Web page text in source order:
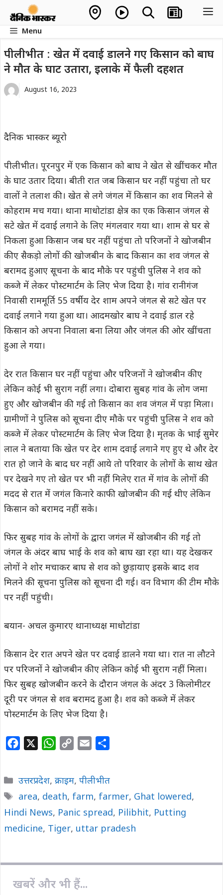
contentMenu
पीलीभीत : खेत में दवाई डालने गए किसान को बाघ
ने मौत के घाट उतारा, इलाके में फैली दहशत
August 16, 2023
दैनिक भास्कर ब्यूरो
पीलीभीत। पूरनपुर में एक किसान को बाघ ने खेत से खींचकर मौत
के घाट उतार दिया। बीती रात जब किसान घर नहीं पहुंचा तो घर
वालों ने तलाश की। खेत से लगे जंगल में किसान का शव मिलने से
कोहराम मच गया। थाना माधोटांडा क्षेत्र का एक किसान जंगल से
सटे खेत में दवाई लगाने के लिए मंगलवार गया था। शाम से घर से
निकला हुआ किसान जब घर नहीं पहुंचा तो परिजनों ने खोजबीन
कीए सैकड़ो लोगों की खोजबीन के बाद किसान का शव जंगल से
बरामद हुआए सूचना के बाद मौके पर पहुंची पुलिस ने शव को
कब्जे में लेकर पोस्टमार्टम के लिए भेज दिया है। गांव रानीगंज
निवासी राममूर्ति 55 वर्षीय देर शाम अपने जंगल से सटे खेत पर
दवाई लगाने गया हुआ था। आदमखोर बाघ ने दवाई डाल रहे
किसान को अपना निवाला बना लिया और जंगल की ओर खींचता
हुआ ले गया।
देर रात किसान घर नहीं पहुंचा और परिजनों ने खोजबीन कीए
लेकिन कोई भी सुराग नहीं लगा। दोबारा सुबह गांव के लोग जमा
हुए और खोजबीन की गई तो किसान का शव जंगल में पड़ा मिला।
ग्रामीणों ने पुलिस को सूचना दीए मौके पर पहुंची पुलिस ने शव को
कब्जे में लेकर पोस्टमार्टम के लिए भेज दिया है। मृतक के भाई सुमेर
लाल ने बताया कि खेत पर देर शाम दवाई लगाने गए हुए थे और देर
रात हो जाने के बाद घर नहीं आये तो परिवार के लोगों के साथ खेत
पर देखने गए तो खेत पर भी नहीं मिलेए रात में गांव के लोगों की
मदद से रात में जगंल किनारे काफी खोजबीन की गई थीए लेकिन
किसान को बरामद नहीं सके।
फिर सुबह गांव के लोगों के द्वारा जगंल में खोजबीन की गई तो
जंगल के अंदर बाघ भाई के शव को बाघ खा रहा था। यह देखकर
लोगों ने शोर मचाकर बाघ से शव को छुड़ायाए इसके बाद शव
मिलने की सूचना पुलिस को सूचना दी गई। वन विभाग की टीम मौके
पर नहीं पहुंची।
बयान- अचल कुमारए थानाध्यक्ष माधोटांडा
किसान देर रात अपने खेत पर दवाई डालने गया था। रात ना लौटने
पर परिजनों ने खोजबीन कीए लेकिन कोई भी सुराग नहीं मिला।
फिर सुबह खोजबीन करने के दौरान जंगल के अंदर 3 किलोमीटर
दूरी पर जंगल से शव बरामद हुआ है। शव को कब्जे में लेकर
पोस्टमार्टम के लिए भेज दिया है।
e
b
o
o
W
t
s
A
p
y
L
i
n
i
l
e
Categories
उत्तरप्रदेश, क्राइम, पीलीभीत
Tags
area, death, farm, farmer, Ghat lowered,
Hindi News, Panic spread, Pilibhit, Putting
medicine, Tiger, uttar pradesh
खबरें और भी हैं...